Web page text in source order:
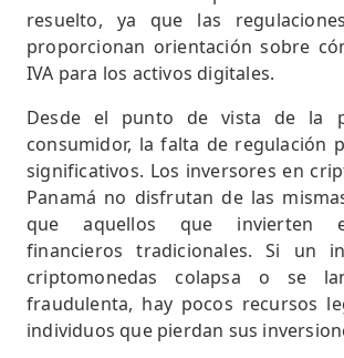
resuelto, ya que las
proporcionan orientación sobre
IVA para los activos digitales.
Desde el punto de vista de la
consumidor, la falta de regulación
significativos. Los inversores en
Panamá no disfrutan de las
que aquellos que invierten
financieros tradicionales. Si un
criptomonedas colapsa o se
fraudulenta, hay pocos recursos
individuos que pierdan sus